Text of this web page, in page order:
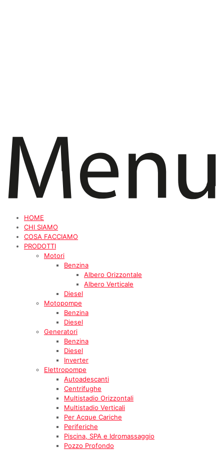
HOME
CHI SIAMO
COSA FACCIAMO
PRODOTTI
Motori
Benzina
Albero Orizzontale
Albero Verticale
Diesel
Motopompe
Benzina
Diesel
Generatori
Benzina
Diesel
Inverter
Elettropompe
Autoadescanti
Centrifughe
Multistadio Orizzontali
Multistadio Verticali
Per Acque Cariche
Periferiche
Piscina, SPA e Idromassaggio
Pozzo Profondo